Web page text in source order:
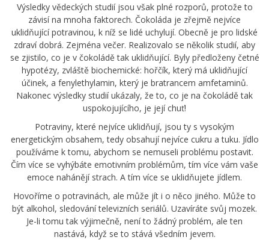
Výsledky vědeckých studií jsou však plné rozporů, protože to
závisí na mnoha faktorech. Čokoláda je zřejmě nejvíce
uklidňující potravinou, k níž se lidé uchylují. Obecně je pro lidské
zdraví dobrá. Zejména večer. Realizovalo se několik studií, aby
se zjistilo, co je v čokoládě tak uklidňující. Byly předloženy četné
hypotézy, zvláště biochemické: hořčík, který má uklidňující
účinek, a fenylethylamin, který je bratrancem amfetaminů.
Nakonec výsledky studií ukázaly, že to, co je na čokoládě tak
uspokojujícího, je její chuť!
Potraviny, které nejvíce uklidňují, jsou ty s vysokým
energetickým obsahem, tedy obsahují nejvíce cukru a tuku. Jídlo
používáme k tomu, abychom se nemuseli problému postavit.
Čím více se vyhýbáte emotivním problémům, tím více vám vaše
emoce nahánějí strach. A tím více se uklidňujete jídlem.
Hovoříme o potravinách, ale může jít i o něco jiného. Může to
být alkohol, sledování televizních seriálů. Uzavíráte svůj mozek.
Je-li tomu tak výjimečně, není to žádný problém, ale ten
nastává, když se to stává všedním jevem.